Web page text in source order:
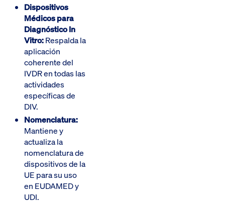
Dispositivos
Médicos para
Diagnóstico In
Vitro:Respalda la
aplicación
coherente del
IVDR en todas las
actividades
específicas de
DIV.
Nomenclatura:
Mantiene y
actualiza la
nomenclatura de
dispositivos de la
UE para su uso
en EUDAMED y
UDI.